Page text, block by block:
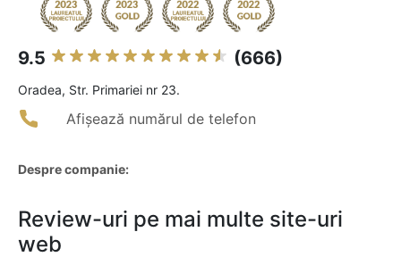
9.5 (666)
Oradea, Str. Primariei nr 23.
Afișează numărul de telefon
Despre companie:
Review-uri pe mai multe site-uri
web